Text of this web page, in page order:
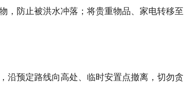
防止被洪水冲落；将贵重物品、家电转移至
预定路线向高处、临时安置点撤离，切勿贪